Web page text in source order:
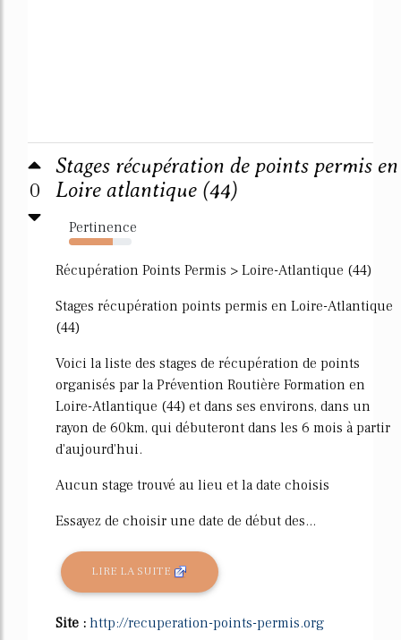
0
Stages récupération de points permis en
Loire atlantique (44)
Pertinence
70%
Récupération Points Permis > Loire-Atlantique (44)
Stages récupération points permis en Loire-Atlantique
(44)
Voici la liste des stages de récupération de points
organisés par la Prévention Routière Formation en
Loire-Atlantique (44) et dans ses environs, dans un
rayon de 60km, qui débuteront dans les 6 mois à partir
d'aujourd'hui.
Aucun stage trouvé au lieu et la date choisis
Essayez de choisir une date de début des...
LIRE LA SUITE
Site : http://recuperation-points-permis.org